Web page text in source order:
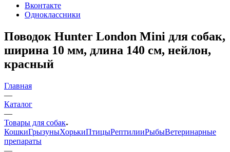
Вконтакте
Одноклассники
Поводок Hunter London Mini для собак,
ширина 10 мм, длина 140 см, нейлон,
красный
Главная
—
Каталог
—
Товары для собак
КошкиГрызуныХорькиПтицыРептилииРыбыВетеринарные
препараты
—